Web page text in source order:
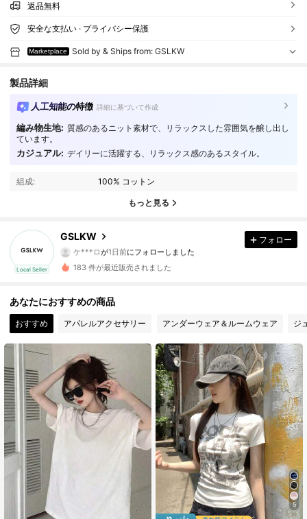
返品無料
安全な支払い · プライバシー保護
Marketplace Sold by & Ships from: GSLKW
製品詳細
人工知能の特徴 詳細に基づいて作成
編み物生地: 質感のあるニット素材で、リラックスした雰囲気を醸し出し
ています。
カジュアル: デイリーに活躍する、リラックス感のあるスタイル。
組成: 100% コットン
もっと見る
Local Seller
GSLKW
4.77 3 フォロワー
3 フォロワー
ケ***ロ が
4.77
3 フォロワー
フォロー
183 件が最近販売されました
あなたにおすすめの商品
おすすめ アパレルアクセサリー アンダーウェア＆ルームウェア ジ
5